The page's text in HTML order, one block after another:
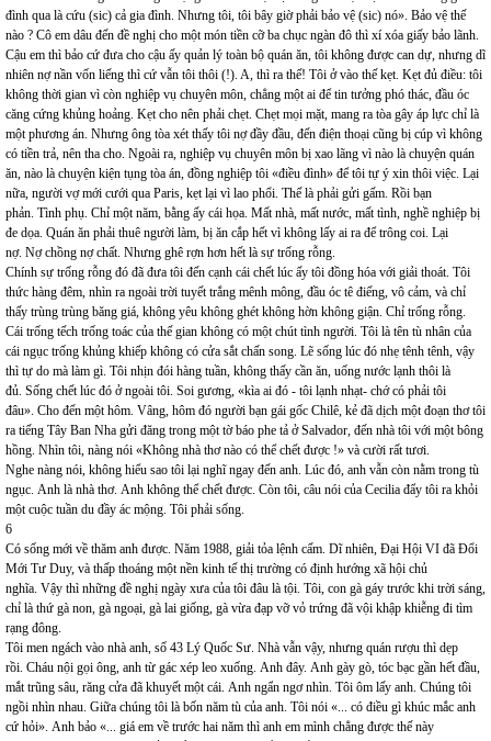
đình qua là cứu (sic) cả gia đình. Nhưng tôi, tôi bây giờ phải bảo vệ (sic) nó». Bảo vệ thế
nào ? Cô em dâu đến đề nghị cho một món tiền cỡ ba chục ngàn đô thì xí xóa giấy bảo lãnh.
Cậu em thì bảo cứ đưa cho cậu ấy quản lý toàn bộ quán ăn, tôi không được can dự, nhưng dĩ
nhiên nợ nần vốn liếng thì cứ vẫn tôi thôi (!). A, thì ra thế! Tôi ở vào thế kẹt. Kẹt đủ điều: tôi
không thời gian vì còn nghiệp vụ chuyên môn, chẳng một ai để tin tưởng phó thác, đầu óc
căng cứng khủng hoảng. Kẹt cho nên phải chẹt. Chẹt mọi mặt, mang ra tòa gây áp lực chỉ là
một phương án. Nhưng ông tòa xét thấy tôi nợ đầy đầu, đến điện thoại cũng bị cúp vì không
có tiền trả, nên tha cho. Ngoài ra, nghiệp vụ chuyên môn bị xao lãng vì nào là chuyện quán
ăn, nào là chuyện kiện tụng tòa án, đồng nghiệp tôi «điều đình» để tôi tự ý xin thôi việc. Lại
nữa, người vợ mới cưới qua Paris, kẹt lại vì lao phổi. Thế là phải gửi gấm. Rồi bạn
phản. Tình phụ. Chỉ một năm, bằng ấy cái họa. Mất nhà, mất nước, mất tình, nghề nghiệp bị
đe dọa. Quán ăn phải thuê người làm, bị ăn cắp hết vì không lấy ai ra để trông coi. Lại
nợ. Nợ chồng nợ chất. Nhưng ghê rợn hơn hết là sự trống rỗng.
Chính sự trống rỗng đó đã đưa tôi đến cạnh cái chết lúc ấy tôi đồng hóa với giải thoát. Tôi
thức hàng đêm, nhìn ra ngoài trời tuyết trắng mênh mông, đầu óc tê điếng, vô cảm, và chỉ
thấy trùng trùng băng giá, không yêu không ghét không hờn không giận. Chỉ trống rỗng.
Cái trống tếch trống toác của thế gian không có một chút tình người. Tôi là tên tù nhân của
cái ngục trống khủng khiếp không có cửa sắt chấn song. Lẽ sống lúc đó nhẹ tênh tênh, vậy
thì tự do mà làm gì. Tôi nhịn đói hàng tuần, không thấy cần ăn, uống nước lạnh thôi là
đủ. Sống chết lúc đó ở ngoài tôi. Soi gương, «kìa ai đó - tôi lạnh nhạt- chớ có phải tôi
đâu». Cho đến một hôm. Vâng, hôm đó người bạn gái gốc Chilê, kẻ đã dịch một đoạn thơ tôi
ra tiếng Tây Ban Nha gửi đăng trong một tờ báo phe tả ở Salvador, đến nhà tôi với một bông
hồng. Nhìn tôi, nàng nói «Không nhà thơ nào có thể chết được !» và cười rất tươi.
Nghe nàng nói, không hiểu sao tôi lại nghĩ ngay đến anh. Lúc đó, anh vẫn còn nằm trong tù
ngục. Anh là nhà thơ. Anh không thể chết được. Còn tôi, câu nói của Cecilia đẩy tôi ra khỏi
một cuộc tuần du đầy ác mộng. Tôi phải sống.
6
Có sống mới về thăm anh được. Năm 1988, giải tỏa lệnh cấm. Dĩ nhiên, Đại Hội VI đã Đổi
Mới Tư Duy, và thấp thoáng một nền kinh tế thị trường có định hướng xã hội chủ
nghĩa. Vậy thì những đề nghị ngày xưa của tôi đâu là tội. Tôi, con gà gáy trước khi trời sáng,
chỉ là thứ gà non, gà ngoại, gà lai giống, gà vừa đạp vỡ vỏ trứng đã vội khập khiễng đi tìm
rạng đông.
Tôi men ngách vào nhà anh, số 43 Lý Quốc Sư. Nhà vẫn vậy, nhưng quán rượu thì dẹp
rồi. Cháu nội gọi ông, anh từ gác xép leo xuống. Anh đây. Anh gày gò, tóc bạc gần hết đầu,
mắt trũng sâu, răng cửa đã khuyết một cái. Anh ngẩn ngơ nhìn. Tôi ôm lấy anh. Chúng tôi
ngồi nhìn nhau. Giữa chúng tôi là bốn năm tù của anh. Tôi nói «... có điều gì khúc mắc anh
cứ hỏi». Anh bảo «... giá em về trước hai năm thì anh em mình chẳng được thế này